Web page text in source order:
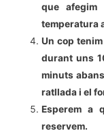
que
temperatura
Un cop
durant uns
minuts
ratllada i el
Esperem a
reservem.